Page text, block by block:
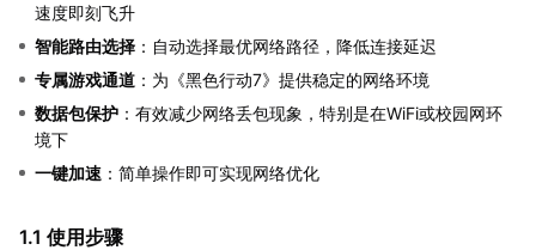
速度即刻飞升
智能路由选择 ：自动选择最优网络路径，降低连接延迟
专属游戏通道 ：为《黑色行动7》提供稳定的网络环境
数据包保护 ：有效减少网络丢包现象，特别是在WiFi或校园网环
境下
一键加速 ：简单操作即可实现网络优化
1.1 使用步骤